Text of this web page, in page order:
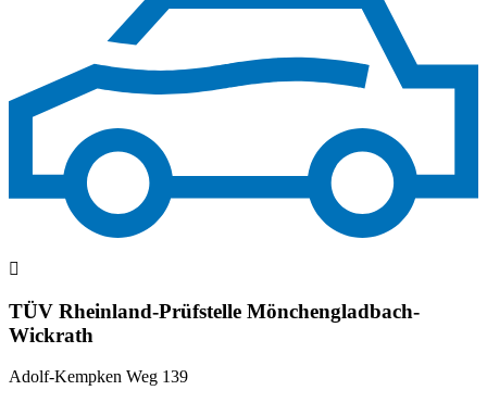
TÜV Rheinland-Prüfstelle Mönchengladbach-
Wickrath
Adolf-Kempken Weg 139